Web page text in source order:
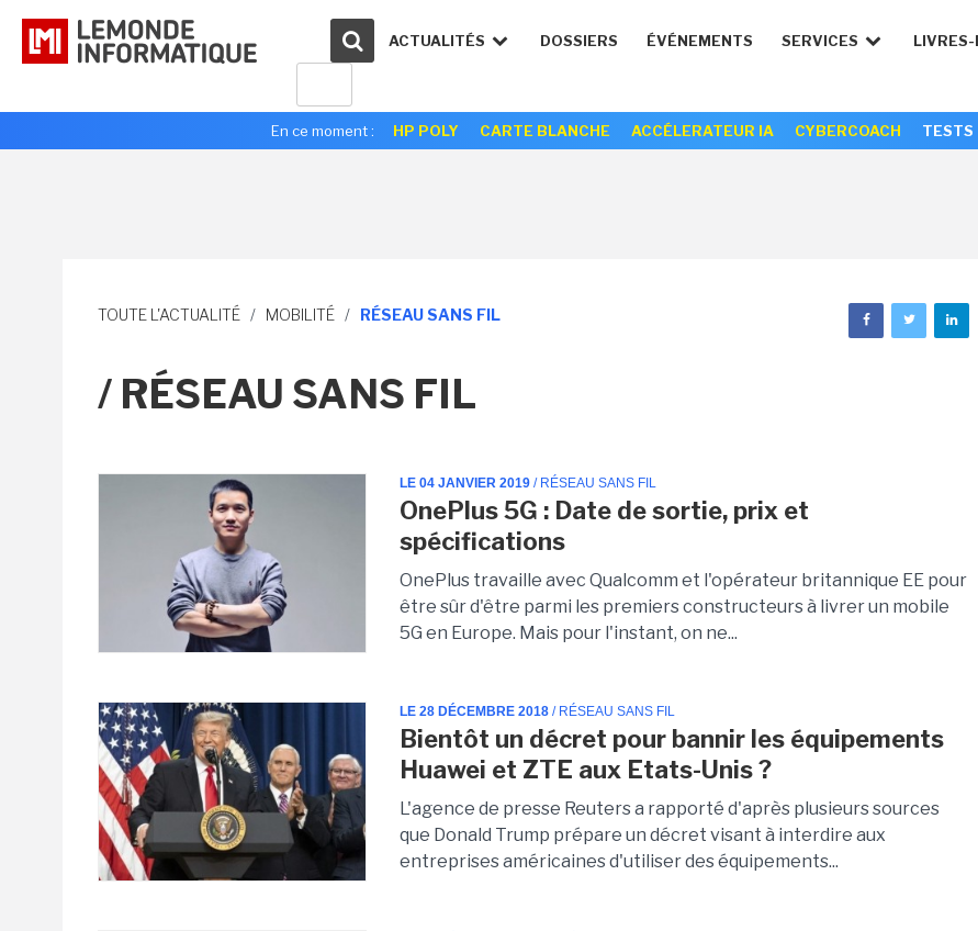
ACTUALITÉS DOSSIERS ÉVÉNEMENTS SERVICES
En ce moment : HP POLY CARTE BLANCHE ACCÉLERATEUR IA CYBERCOACH TESTS
TOUTE L'ACTUALITÉ / MOBILITÉ / RÉSEAU SANS FIL
/ RÉSEAU SANS FIL
LE 04 JANVIER 2019 / RÉSEAU SANS FIL
OnePlus 5G : Date de sortie, prix et
spécifications
OnePlus travaille avec Qualcomm et l'opérateur britannique EE pour
être sûr d'être parmi les premiers constructeurs à livrer un mobile
5G en Europe. Mais pour l'instant, on ne...
LE 28 DÉCEMBRE 2018 / RÉSEAU SANS FIL
Bientôt un décret pour bannir les équipements
Huawei et ZTE aux Etats-Unis ?
L'agence de presse Reuters a rapporté d'après plusieurs sources
que Donald Trump prépare un décret visant à interdire aux
entreprises américaines d'utiliser des équipements...